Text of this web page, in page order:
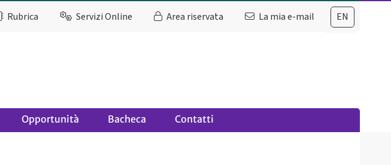
EN
Rubrica Servizi Online Area riservata La mia e-mail
Opportunità Bacheca Contatti